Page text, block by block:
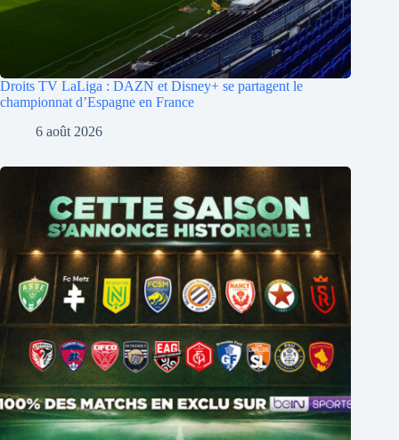
Droits TV LaLiga : DAZN et Disney+ se partagent le
championnat d’Espagne en France
6 août 2026